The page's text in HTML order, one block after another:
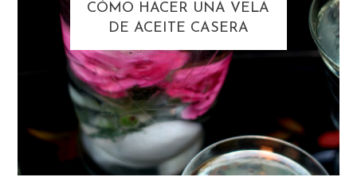
CÓMO HACER UNA VELA
DE ACEITE CASERA